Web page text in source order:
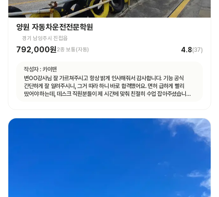
양원 자동차운전전문학원
경기 남양주시 진접읍
792,000원2종 보통(자동) 4.8(37)
작성자 : 카이맨
변OO강사님 잘 가르쳐주시고 항상 밝게 인사해줘서 감사합니다. 기능 공식
간단하게 잘 알려주시니, 그거 따라 하니 바로 합격했어요. 면허 급하게 빨리
땄어야 하는데, 데스크 직원분들이 제 시간에 맞춰 친절히 수업 잡아주셨습니다.